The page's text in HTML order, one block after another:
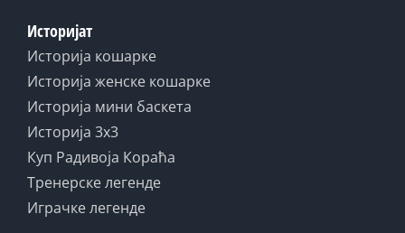
Историјат
Историја кошарке
Историја женске кошарке
Историја мини баскета
Историја 3x3
Куп Радивоја Кораћа
Тренерске легенде
Играчке легенде